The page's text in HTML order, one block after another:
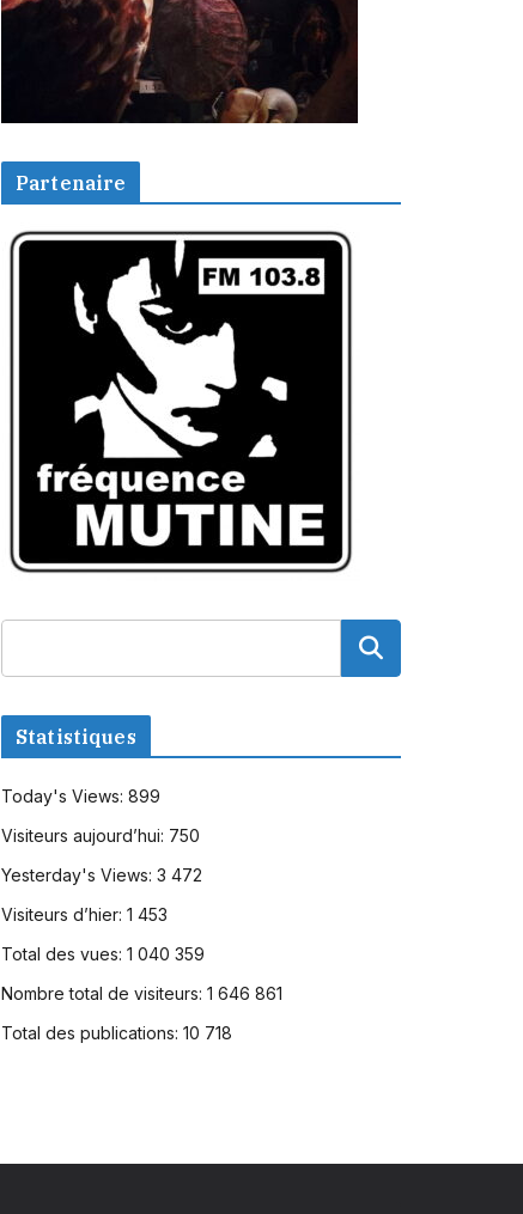
Partenaire
Statistiques
Today's Views: 899
Visiteurs aujourd’hui: 750
Yesterday's Views: 3 472
Visiteurs d’hier: 1 453
Total des vues: 1 040 359
Nombre total de visiteurs: 1 646 861
Total des publications: 10 718